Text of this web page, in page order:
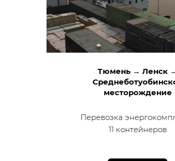
Тюмень → Ленск
месторождение
Перевозка
11 контейнеров